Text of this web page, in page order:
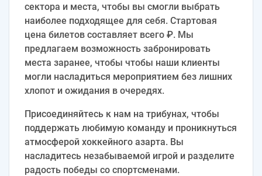
сектора и места, чтобы вы смогли выбрать
наиболее подходящее для себя. Стартовая
цена билетов составляет всего ₽. Мы
предлагаем возможность забронировать
места заранее, чтобы чтобы наши клиенты
могли насладиться мероприятием без лишних
хлопот и ожидания в очередях.
Присоединяйтесь к нам на трибунах, чтобы
поддержать любимую команду и проникнуться
атмосферой хоккейного азарта. Вы
насладитесь незабываемой игрой и разделите
радость победы со спортсменами.